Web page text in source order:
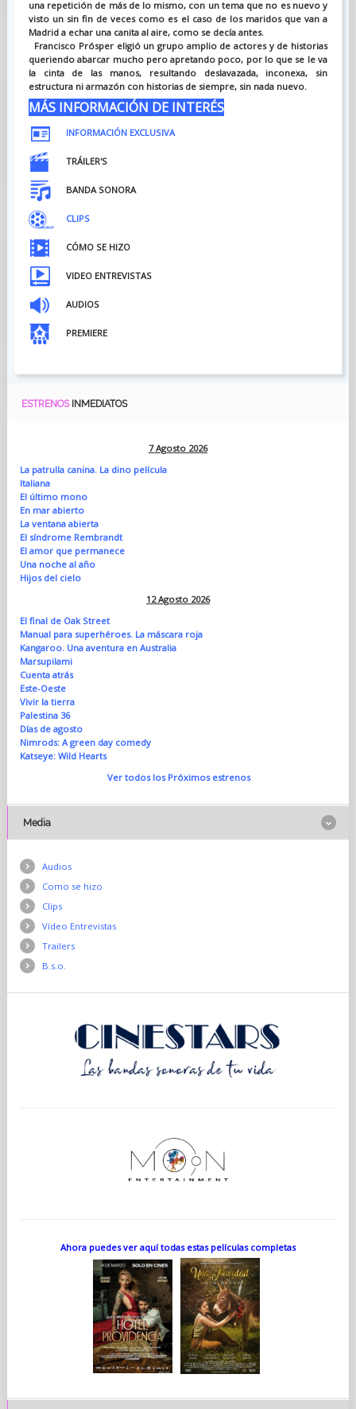
una repetición de más de lo mismo, con un tema que no es nuevo y
visto un sin fin de veces como es el caso de los maridos que van a
Madrid a echar una canita al aire, como se decía antes.
Francisco Prósper eligió un grupo amplio de actores y de historias
queriendo abarcar mucho pero apretando poco, por lo que se le va
la cinta de las manos, resultando deslavazada, inconexa, sin
estructura ni armazón con historias de siempre, sin nada nuevo.
MÁS INFORMACIÓN DE INTERÉS
INFORMACIÓN EXCLUSIVA
TRÁILER'S
BANDA SONORA
CLIPS
CÓMO SE HIZO
VIDEO ENTREVISTAS
AUDIOS
PREMIERE
ESTRENOS INMEDIATOS
7 Agosto 2026
La patrulla canina. La dino película
Italiana
El último mono
En mar abierto
La ventana abierta
El síndrome Rembrandt
El amor que permanece
Una noche al año
Hijos del cielo
12 Agosto 2026
El final de Oak Street
Manual para superhéroes. La máscara roja
Kangaroo. Una aventura en Australia
Marsupilami
Cuenta atrás
Este-Oeste
Vivir la tierra
Palestina 36
Días de agosto
Nimrods: A green day comedy
Katseye: Wild Hearts
Ver todos los Próximos estrenos
Media
Audios
Como se hizo
Clips
Vídeo Entrevistas
Trailers
B.s.o.
Ahora puedes ver aquí todas estas películas completas